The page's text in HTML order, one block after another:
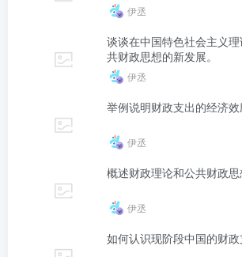
伊丞
谈谈在中国特色社会主义
共财政思想的新发展。
伊丞
举例说明财政支出的经济效
伊丞
概述财政理论和公共财政思
伊丞
如何认识现阶段中国的财政